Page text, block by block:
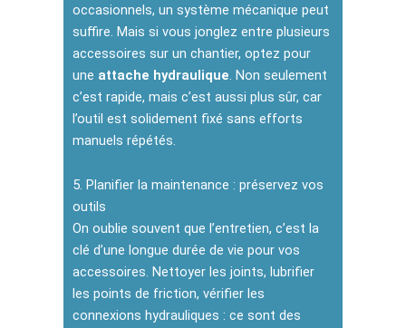
occasionnels, un système mécanique peut
suffire. Mais si vous jonglez entre plusieurs
accessoires sur un chantier, optez pour
une attache hydraulique. Non seulement
c’est rapide, mais c’est aussi plus sûr, car
l’outil est solidement fixé sans efforts
manuels répétés.
5. Planifier la maintenance : préservez vos
outils
On oublie souvent que l’entretien, c’est la
clé d’une longue durée de vie pour vos
accessoires. Nettoyer les joints, lubrifier
les points de friction, vérifier les
connexions hydrauliques : ce sont des